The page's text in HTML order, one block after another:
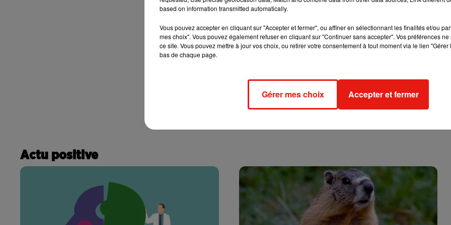
Actu positive
based on information transmitted automatically.
Vous pouvez accepter en cliquant sur "Accepter et fermer", ou affiner en sélectionnant les finalités et/ou
mes choix". Vous pouvez également refuser en cliquant sur "Continuer sans accepter". Vos préférences
ce site. Vous pouvez mettre à jour vos choix, ou retirer votre consentement à tout moment via le lien
bas de chaque page.
Gérer mes choix Accepter et fermer